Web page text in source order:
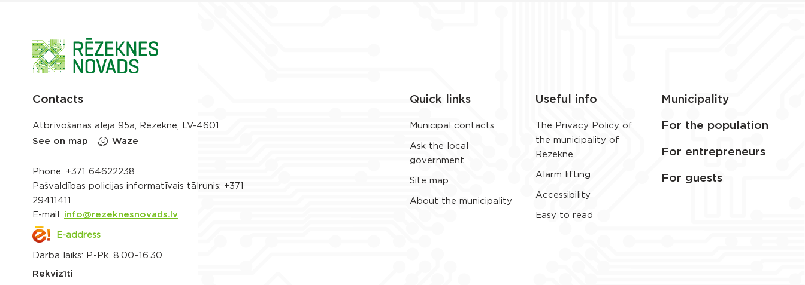
Contacts
Atbrīvošanas aleja 95a, Rēzekne, LV-4601
See on map
Waze
Phone: +371 64622238
Pašvaldības policijas informatīvais tālrunis: +371
29411411
E-mail: info@rezeknesnovads.lv
E-address
Darba laiks: P.-Pk. 8.00–16.30
Rekvizīti
Quick links
Municipal contacts
Ask the local
government
Site map
About the municipality
Useful info
The Privacy Policy of
the municipality of
Rezekne
Alarm lifting
Accessibility
Easy to read
Municipality
For the population
For entrepreneurs
For guests